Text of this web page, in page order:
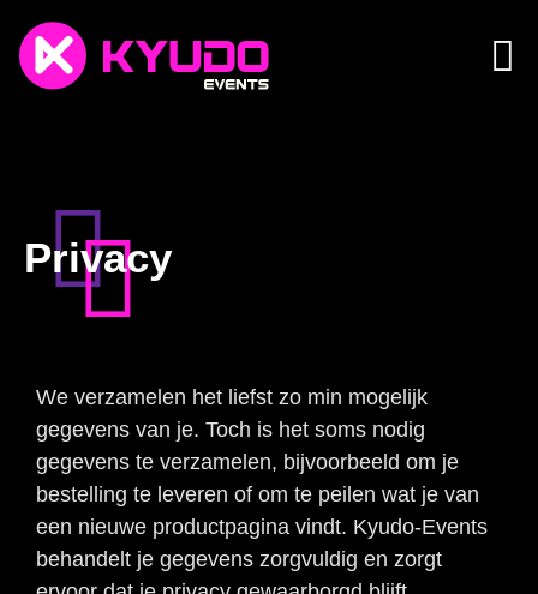
Privacy
We verzamelen het liefst zo min mogelijk
gegevens van je. Toch is het soms nodig
gegevens te verzamelen, bijvoorbeeld om je
bestelling te leveren of om te peilen wat je van
een nieuwe productpagina vindt. Kyudo-Events
behandelt je gegevens zorgvuldig en zorgt